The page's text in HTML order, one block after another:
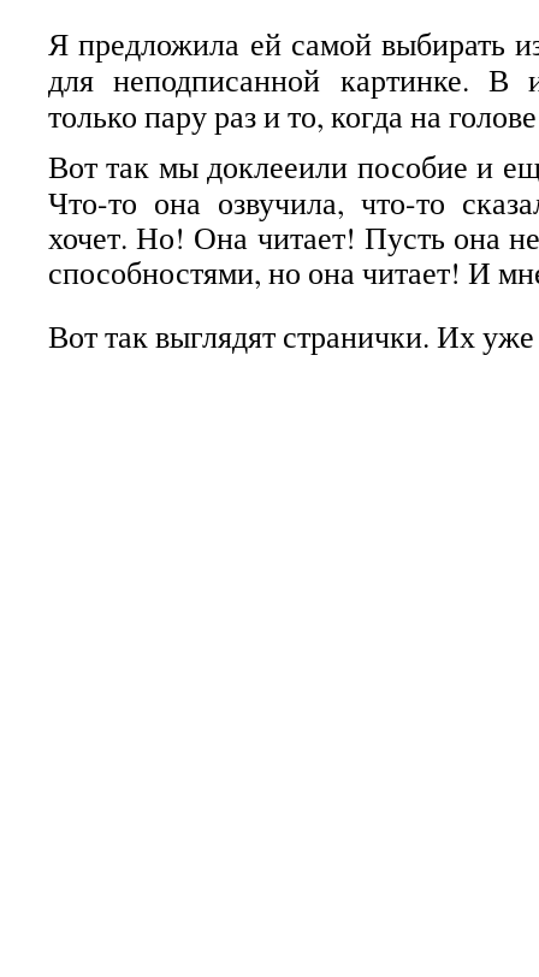
Я предложила ей самой выбирать
для неподписанной картинке. В
только пару раз и то, когда на
Вот так мы доклееили пособие и
Что-то она озвучила, что-то
хочет. Но! Она читает! Пусть она
способностями, но она читает! И
Вот так выглядят странички. Их